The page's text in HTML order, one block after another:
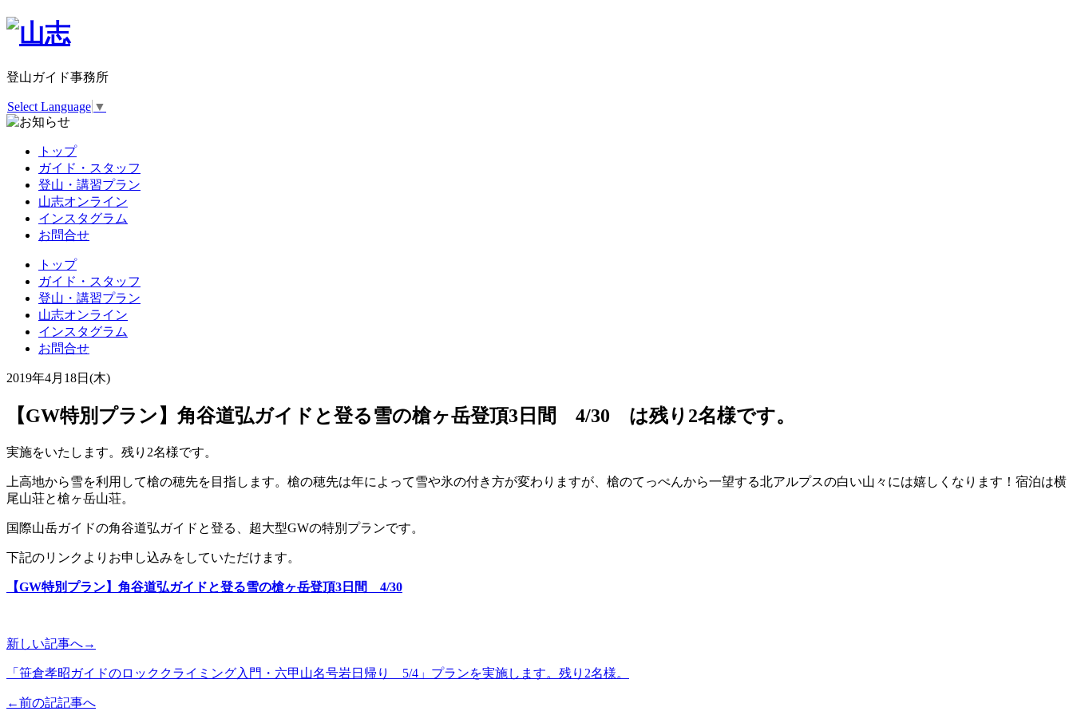
登山ガイド事務所
Select Language ▼
トップ
ガイド・スタッフ
登山・講習プラン
山志オンライン
インスタグラム
お問合せ
トップ
ガイド・スタッフ
登山・講習プラン
山志オンライン
インスタグラム
お問合せ
2019年4月18日(木)
【GW特別プラン】角谷道弘ガイドと登る雪の槍ヶ岳登頂3日間 4/30 は残り2名様です。
実施をいたします。残り2名様です。
上高地から雪を利用して槍の穂先を目指します。槍の穂先は年によって雪や氷の付き方が変わりますが、槍のてっぺんから一望する北アルプスの白い山々には嬉しくなります！宿泊は横
尾山荘と槍ヶ岳山荘。
国際山岳ガイドの角谷道弘ガイドと登る、超大型GWの特別プランです。
下記のリンクよりお申し込みをしていただけます。
【GW特別プラン】角谷道弘ガイドと登る雪の槍ヶ岳登頂3日間 4/30
新しい記事へ→
「笹倉孝昭ガイドのロッククライミング入門・六甲山名号岩日帰り 5/4」プランを実施します。残り2名様。
←前の記記事へ